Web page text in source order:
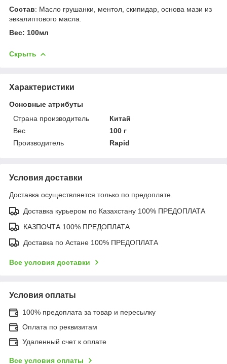
Состав: Масло грушанки, ментол, скипидар, основа мази из
эвкалиптового масла.
Вес: 100мл
Скрыть
Характеристики
Основные атрибуты
Страна производитель
Китай
Вес
100 г
Производитель
Rapid
Условия доставки
Доставка осуществляется только по предоплате.
Доставка курьером по Казахстану 100% ПРЕДОПЛАТА
КАЗПОЧТА 100% ПРЕДОПЛАТА
Доставка по Астане 100% ПРЕДОПЛАТА
Все условия доставки
Условия оплаты
100% предоплата за товар и пересылку
Оплата по реквизитам
Удаленный счет к оплате
Все условия оплаты